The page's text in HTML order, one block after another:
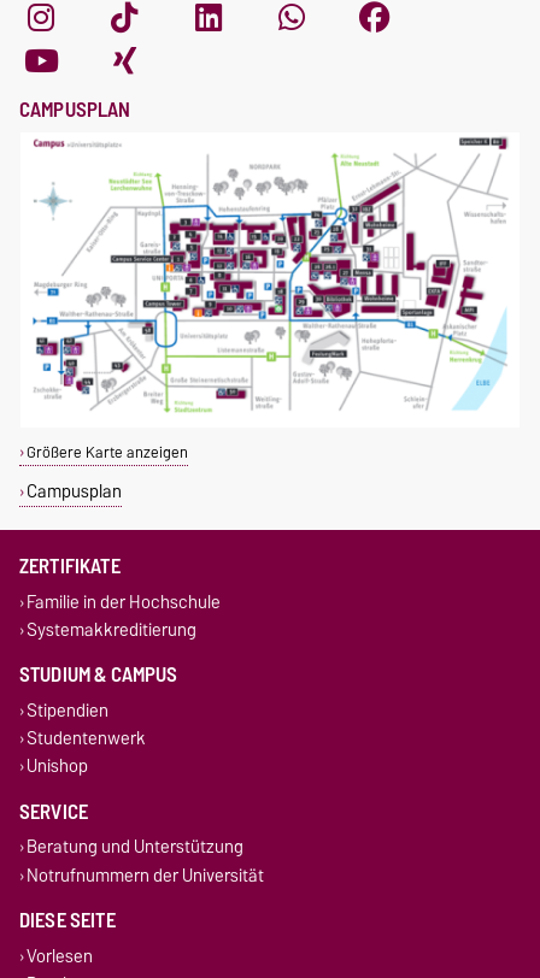
CAMPUSPLAN
Größere Karte anzeigen
Campusplan
ZERTIFIKATE
Familie in der Hochschule
Systemakkreditierung
STUDIUM & CAMPUS
Stipendien
Studentenwerk
Unishop
SERVICE
Beratung und Unterstützung
Notrufnummern der Universität
DIESE SEITE
Vorlesen